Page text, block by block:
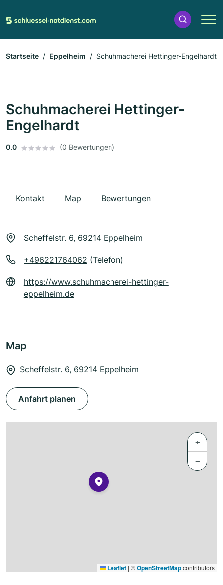
Startseite Eppelheim Schuhmacherei Hettinger-Engelhardt
Schuhmacherei Hettinger-
Engelhardt
0.0 (0 Bewertungen)
Kontakt Map Bewertungen
Scheffelstr. 6, 69214 Eppelheim
+496221764062 (Telefon)
https://www.schuhmacherei-hettinger-
eppelheim.de
Map
Scheffelstr. 6, 69214 Eppelheim
Anfahrt planen
+
−
Leaflet | ©OpenStreetMapcontributors